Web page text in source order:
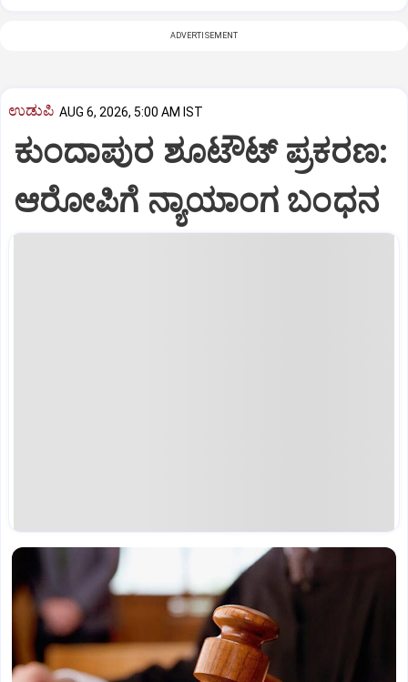
ADVERTISEMENT
ಉಡುಪಿ AUG 6, 2026, 5:00 AM IST
ಕುಂದಾಪುರ ಶೂಟೌಟ್ ಪ್ರಕರಣ:
ಆರೋಪಿಗೆ ನ್ಯಾಯಾಂಗ ಬಂಧನ